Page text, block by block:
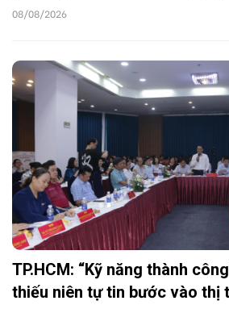
Cùng với đó, TP cần tăng cường
08/08/2026
TP.HCM: “Kỹ năng thành
thiếu niên tự tin bước vào thị